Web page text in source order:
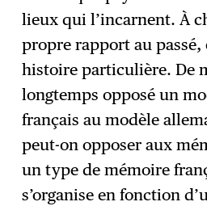
lieux qui l’incarnent. À
propre rapport au
histoire particulière. De
longtemps opposé un
français au modèle
peut-on opposer aux
un type de mémoire
s’organise en fonction